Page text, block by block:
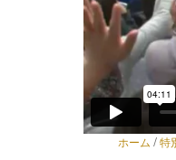
居酒屋阿部家
ZENサンガ大人気コ
ホーム / 特